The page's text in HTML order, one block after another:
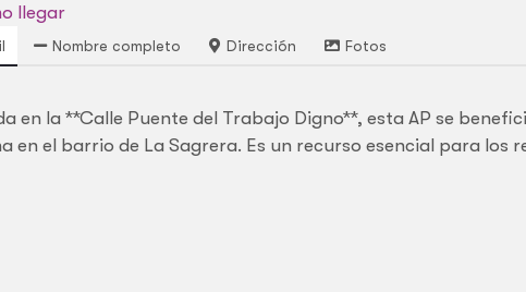
llegar
Nombre completo Dirección Fotos
en la **Calle Puente del Trabajo Digno**, esta AP se
en el barrio de La Sagrera. Es un recurso esencial para los